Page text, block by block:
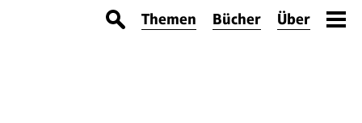
Themen Bücher Über